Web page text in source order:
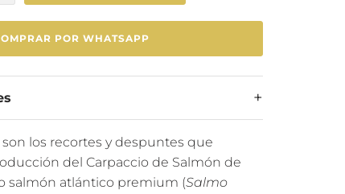
POR WHATSAPP
son los recortes y despuntes que
del Carpaccio de Salmón de
salmón atlántico premium (Salmo